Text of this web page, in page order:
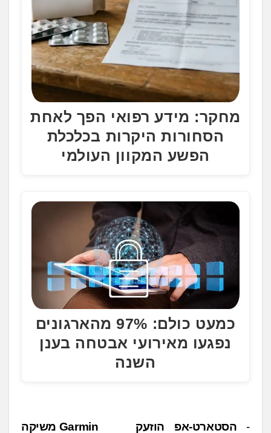
מחקר: מידע רפואי הפך לאחת
הסחורות היקרות בכלכלת
הפשע המקוון העולמי
כמעט כולם: 97% מהארגונים
נפגעו מאירועי אבטחה בענן
השנה
נ
Garmin משיקה
הסטארט-אפ הוזעק